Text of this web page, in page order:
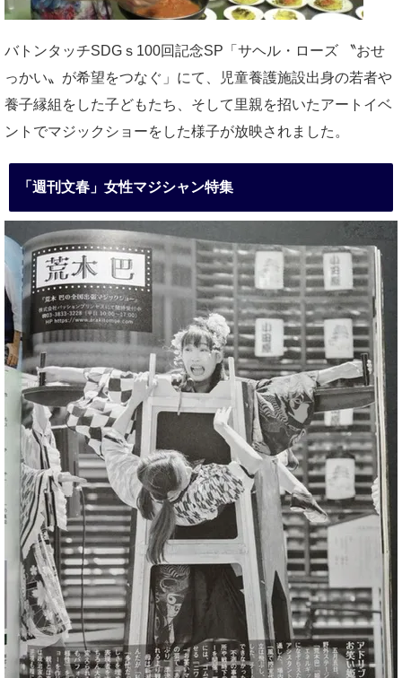
バトンタッチSDGｓ100回記念SP「サヘル・ローズ 〝おせ
っかい〟が希望をつなぐ」にて、児童養護施設出身の若者や
養子縁組をした子どもたち、そして里親を招いたアートイベ
ントでマジックショーをした様子が放映されました。
「週刊文春」女性マジシャン特集